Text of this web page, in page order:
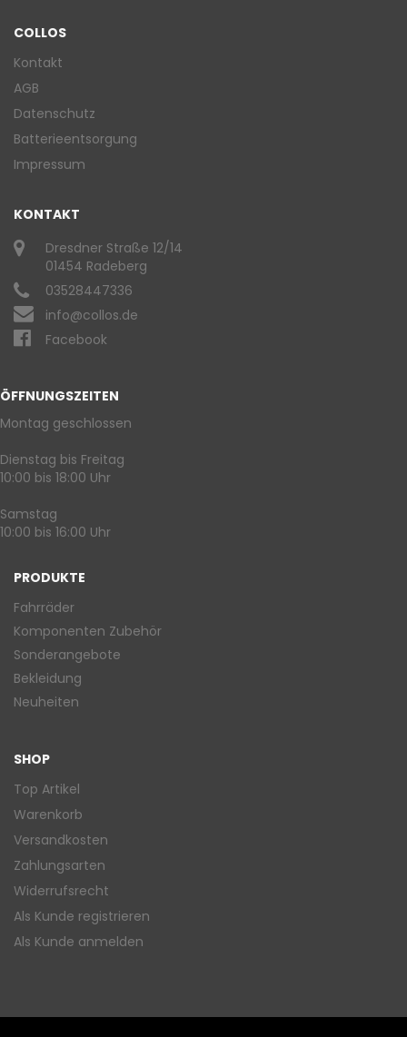
COLLOS
Kontakt
AGB
Datenschutz
Batterieentsorgung
Impressum
KONTAKT
Dresdner Straße 12/14
01454 Radeberg
03528447336
info@collos.de
Facebook
ÖFFNUNGSZEITEN
Montag geschlossen
Dienstag bis Freitag
10:00 bis 18:00 Uhr
Samstag
10:00 bis 16:00 Uhr
PRODUKTE
Fahrräder
Komponenten Zubehör
Sonderangebote
Bekleidung
Neuheiten
SHOP
Top Artikel
Warenkorb
Versandkosten
Zahlungsarten
Widerrufsrecht
Als Kunde registrieren
Als Kunde anmelden